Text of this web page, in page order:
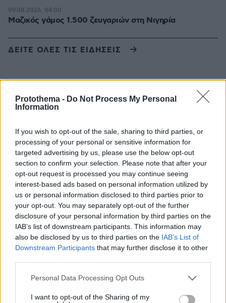
Protothema - Do Not Process My Personal
Information
If you wish to opt-out of the sale, sharing to third parties, or
processing of your personal or sensitive information for
targeted advertising by us, please use the below opt-out
section to confirm your selection. Please note that after your
opt-out request is processed you may continue seeing
interest-based ads based on personal information utilized by
us or personal information disclosed to third parties prior to
your opt-out. You may separately opt-out of the further
disclosure of your personal information by third parties on the
IAB’s list of downstream participants. This information may
also be disclosed by us to third parties on the IAB’s List of
Downstream Participants that may further disclose it to other
Please note that this website/app uses one or more Google
not limited to your visit or usage behaviour. You may click to
Personal Data Processing Opt Outs
I want to opt-out of the Sharing of my
Μαζικός γάμος 1.500 ζευγαριών στη Νιγηρία
09.08.2026, 04:00
ΔΕΙΤΕ ΟΛΕΣ ΤΙΣ ΕΙΔΗΣΕΙΣ
ΤΑ ΠΙΟ ΔΗΜΟΦΙΛΗ